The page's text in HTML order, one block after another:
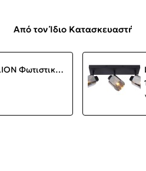
Από τον Ίδιο Κατασκευαστή
Lucide - ALION Φωτιστικό Οροφής 2φωτο Μαύρο Ματ (Black Mat)|Φυμέ (Smoke)